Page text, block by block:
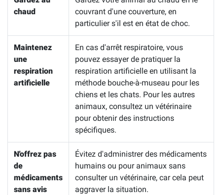
chaud
couvrant d'une couverture, en
particulier s'il est en état de choc.
Maintenez
une
respiration
artificielle
En cas d'arrêt respiratoire, vous
pouvez essayer de pratiquer la
respiration artificielle en utilisant la
méthode bouche-à-museau pour les
chiens et les chats. Pour les autres
animaux, consultez un vétérinaire
pour obtenir des instructions
spécifiques.
N'offrez pas
de
médicaments
sans avis
Évitez d'administrer des médicaments
humains ou pour animaux sans
consulter un vétérinaire, car cela peut
aggraver la situation.